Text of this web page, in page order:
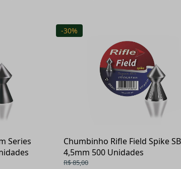
Series
-30%
Chumbinho Rifle Field Spike SB
4,5mm 500 Unidades
R$ 85,00